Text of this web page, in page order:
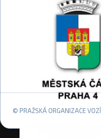
© PRAŽSKÁ ORGANIZACE